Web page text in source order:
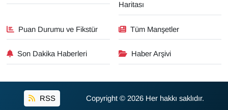
Haritası
Puan Durumu ve Fikstür Tüm Manşetler
Son Dakika Haberleri Haber Arşivi
RSS Copyright © 2026 Her hakkı saklıdır.